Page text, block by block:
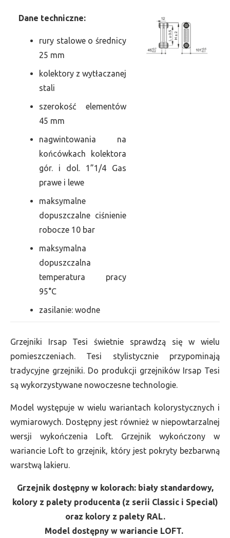
Dane techniczne:
rury stalowe o średnicy
25 mm
kolektory z wytłaczanej
stali
szerokość elementów
45 mm
nagwintowania na
końcówkach kolektora
gór. i dol. 1”1/4 Gas
prawe i lewe
maksymalne
dopuszczalne ciśnienie
robocze 10 bar
maksymalna
dopuszczalna
temperatura pracy
95°C
zasilanie: wodne
Grzejniki Irsap Tesi świetnie sprawdzą się w wielu
pomieszczeniach. Tesi stylistycznie przypominają
tradycyjne grzejniki. Do produkcji grzejników Irsap Tesi
są wykorzystywane nowoczesne technologie.
Model występuje w wielu wariantach kolorystycznych i
wymiarowych. Dostępny jest również w niepowtarzalnej
wersji wykończenia Loft. Grzejnik wykończony w
wariancie Loft to grzejnik, który jest pokryty bezbarwną
warstwą lakieru.
Grzejnik dostępny w kolorach: biały standardowy,
kolory z palety producenta (z serii Classic i Special)
oraz kolory z palety RAL.
Model dostępny w wariancie LOFT.